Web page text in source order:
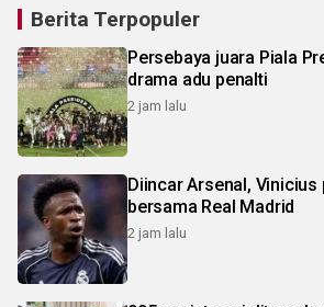
Berita Terpopuler
Persebaya juara Piala
drama adu penalti
2 jam lalu
Diincar Arsenal, Vinicius perpanjang kontrak
bersama Real Madrid
2 jam lalu